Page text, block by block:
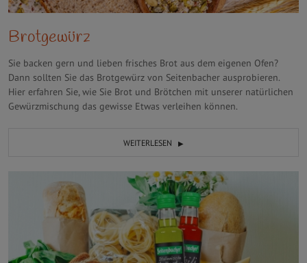
Brotgewürz
Sie backen gern und lieben frisches Brot aus dem eigenen Ofen?
Dann sollten Sie das Brotgewürz von Seitenbacher ausprobieren.
Hier erfahren Sie, wie Sie Brot und Brötchen mit unserer natürlichen
Gewürzmischung das gewisse Etwas verleihen können.
WEITERLESEN